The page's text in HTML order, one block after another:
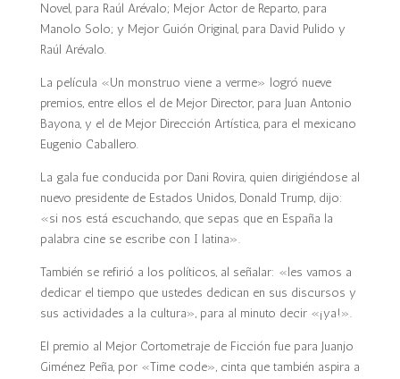
Novel, para Raúl Arévalo; Mejor Actor de Reparto, para
Manolo Solo; y Mejor Guión Original, para David Pulido y
Raúl Arévalo.
La película «Un monstruo viene a verme» logró nueve
premios, entre ellos el de Mejor Director, para Juan Antonio
Bayona, y el de Mejor Dirección Artística, para el mexicano
Eugenio Caballero.
La gala fue conducida por Dani Rovira, quien dirigiéndose al
nuevo presidente de Estados Unidos, Donald Trump, dijo:
«si nos está escuchando, que sepas que en España la
palabra cine se escribe con I latina».
También se refirió a los políticos, al señalar: «les vamos a
dedicar el tiempo que ustedes dedican en sus discursos y
sus actividades a la cultura», para al minuto decir «¡ya!».
El premio al Mejor Cortometraje de Ficción fue para Juanjo
Giménez Peña, por «Time code», cinta que también aspira a